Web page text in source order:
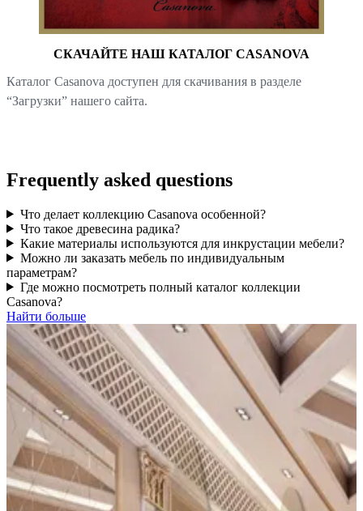
СКАЧАЙТЕ НАШ КАТАЛОГ CASANOVA
Каталог Casanova доступен для скачивания в разделе
“Загрузки” нашего сайта.
Frequently asked questions
Что делает коллекцию Casanova особенной?
Что такое древесина радика?
Какие материалы используются для инкрустации мебели?
Можно ли заказать мебель по индивидуальным
параметрам?
Где можно посмотреть полный каталог коллекции
Casanova?
Найти больше